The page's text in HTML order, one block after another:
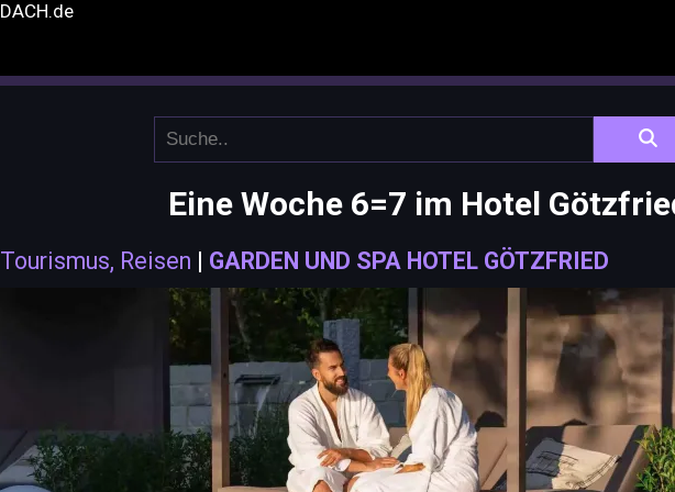
Eine Woche 6=7 im Hotel
Tourismus, Reisen | GARDEN UND SPA HOTEL GÖTZFRIED